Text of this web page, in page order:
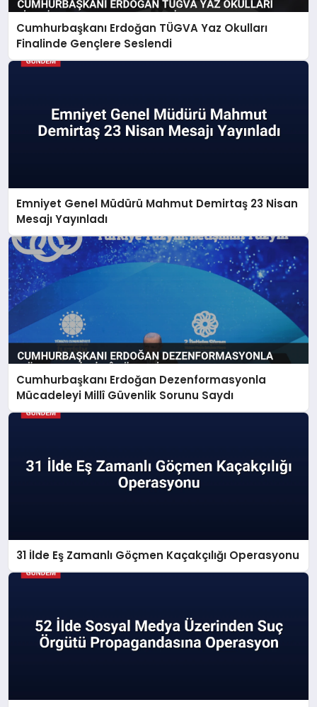
Cumhurbaşkanı Erdoğan TÜGVA Yaz Okulları
Finalinde Gençlere Seslendi
Emniyet Genel Müdürü Mahmut Demirtaş 23 Nisan
Mesajı Yayınladı
Cumhurbaşkanı Erdoğan Dezenformasyonla
Mücadeleyi Millî Güvenlik Sorunu Saydı
31 İlde Eş Zamanlı Göçmen Kaçakçılığı Operasyonu